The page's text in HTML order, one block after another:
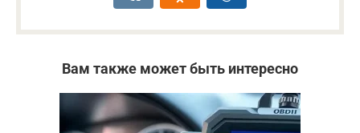
Вам также может быть интересно